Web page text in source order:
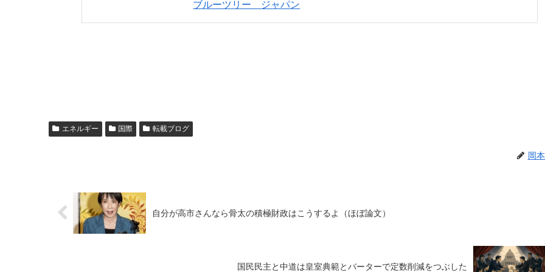
ブルーツリー ジャパン
エネルギー 国際 転載ブログ
岡
自分が高市さんなら骨太の積極財政はこうするよ（ほぼ論文）
国民民主と中道は皇室典範とバーターで定数削減をつぶした